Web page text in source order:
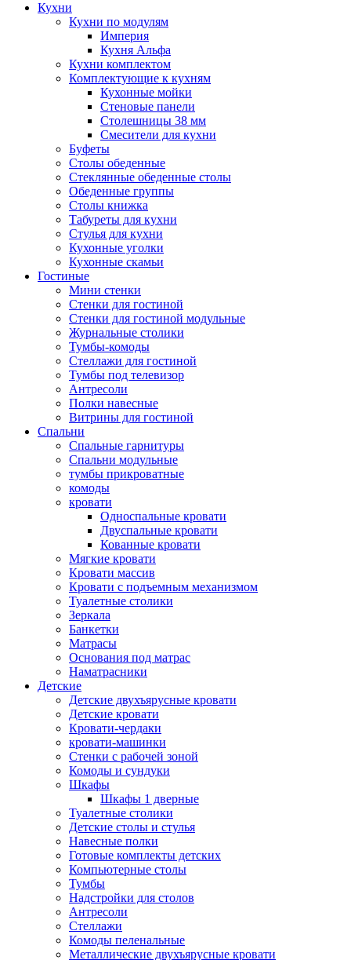
Кухни
Кухни по модулям
Империя
Кухня Альфа
Кухни комплектом
Комплектующие к кухням
Кухонные мойки
Стеновые панели
Столешницы 38 мм
Смесители для кухни
Буфеты
Столы обеденные
Стеклянные обеденные столы
Обеденные группы
Столы книжка
Табуреты для кухни
Стулья для кухни
Кухонные уголки
Кухонные скамьи
Гостиные
Мини стенки
Стенки для гостиной
Стенки для гостиной модульные
Журнальные столики
Тумбы-комоды
Стеллажи для гостиной
Тумбы под телевизор
Антресоли
Полки навесные
Витрины для гостиной
Спальни
Спальные гарнитуры
Спальни модульные
тумбы прикроватные
комоды
кровати
Односпальные кровати
Двуспальные кровати
Кованные кровати
Мягкие кровати
Кровати массив
Кровати с подъемным механизмом
Туалетные столики
Зеркала
Банкетки
Матрасы
Основания под матрас
Наматрасники
Детские
Детские двухъярусные кровати
Детские кровати
Кровати-чердаки
кровати-машинки
Стенки с рабочей зоной
Комоды и сундуки
Шкафы
Шкафы 1 дверные
Туалетные столики
Детские столы и стулья
Навесные полки
Готовые комплекты детских
Компьютерные столы
Тумбы
Надстройки для столов
Антресоли
Стеллажи
Комоды пеленальные
Металлические двухъярусные кровати